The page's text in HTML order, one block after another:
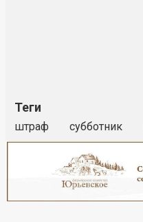
Теги
штраф субботник